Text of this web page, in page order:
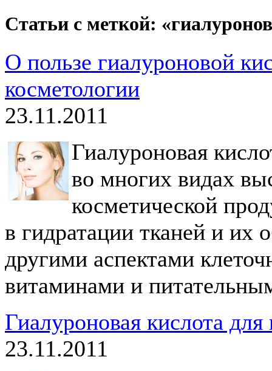
Статьи с меткой:
О пользе гиалуроновой
косметологии
23.11.2011
Гиалуроновая
во многих видах
косметической
в гидратации тканей и их
другими аспектами
витаминами и
Гиалуроновая кислота
23.11.2011